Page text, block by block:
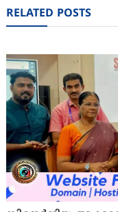
RELATED POSTS